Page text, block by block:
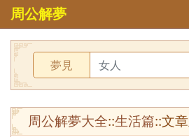
周公解夢
夢見
周公解夢大全::生活篇::文